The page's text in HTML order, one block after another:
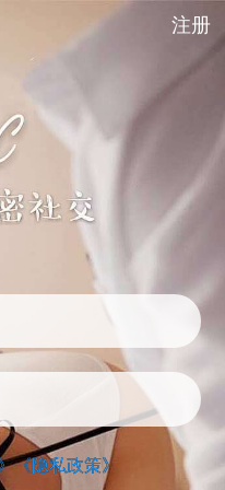
注册
《隐私政策》